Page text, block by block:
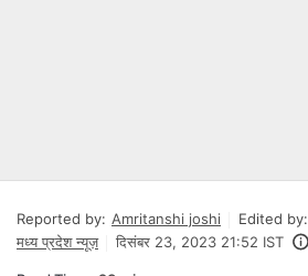
Reported by: Amritanshi joshi Edited by:
मध्य प्रदेश न्यूज़
दिसंबर 23, 2023 21:52 IST